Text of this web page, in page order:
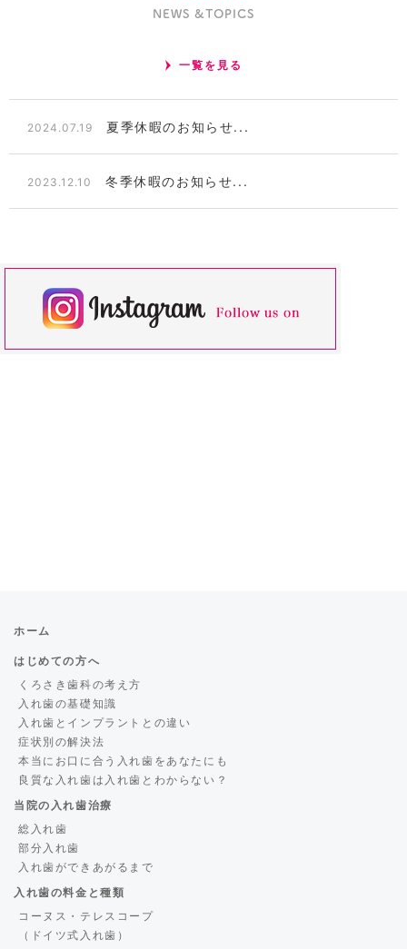
NEWS &TOPICS
一覧を見る
2024.07.19 夏季休暇のお知らせ...
2023.12.10 冬季休暇のお知らせ...
ホーム
はじめての方へ
くろさき歯科の考え方
入れ歯の基礎知識
入れ歯とインプラントとの違い
症状別の解決法
本当にお口に合う入れ歯をあなたにも
良質な入れ歯は入れ歯とわからない？
当院の入れ歯治療
総入れ歯
部分入れ歯
入れ歯ができあがるまで
入れ歯の料金と種類
コーヌス・テレスコープ
（ドイツ式入れ歯）